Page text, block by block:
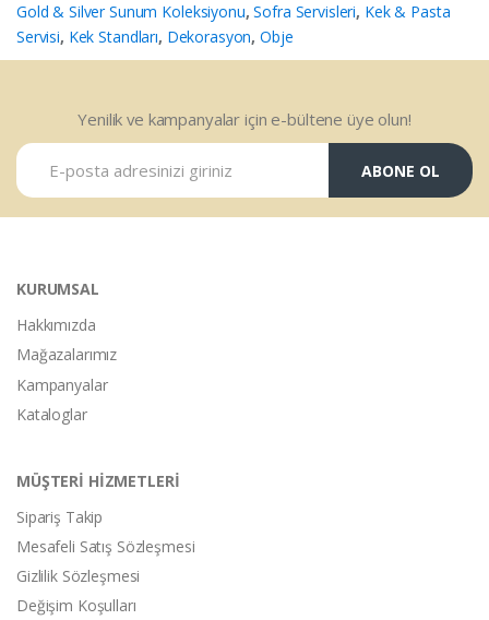
Gold & Silver Sunum Koleksiyonu,Sofra Servisleri, Kek & Pasta
Servisi, Kek Standları, Dekorasyon,Obje
Yenilik ve kampanyalar için e-bültene üye olun!
ABONE OL
KURUMSAL
Hakkımızda
Mağazalarımız
Kampanyalar
Kataloglar
MÜŞTERİ HİZMETLERİ
Sipariş Takip
Mesafeli Satış Sözleşmesi
Gizlilik Sözleşmesi
Değişim Koşulları